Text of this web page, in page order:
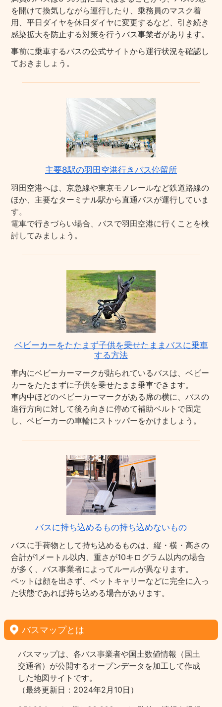
を開けて換気しながら運行したり、乗務員のマスク着
用、平日ダイヤを休日ダイヤに変更するなど、引き続き
感染拡大を防止する対策を行うバス事業者があります。
事前に乗車するバスの公式サイトから運行状況を確認し
ておきましょう。
主要8駅の羽田空港行きバス停留所
羽田空港へは、京急線や東京モノレールなど鉄道路線の
ほか、主要なターミナル駅から直通バスが運行していま
す。
電車で行きづらい場合、バスで羽田空港に行くことを検
討してみましょう。
ベビーカーをたたまず子供を乗せたままバスに乗車
する方法
車内にベビーカーマークが貼られているバスは、ベビー
カーをたたまずに子供を乗せたまま乗車できます。
車内中ほどのベビーカーマークがある席の横に、バスの
進行方向に対して後ろ向きに停めて補助ベルトで固定
し、ベビーカーの車輪にストッパーをかけましょう。
バスに持ち込めるもの持ち込めないもの
バスに手荷物として持ち込めるものは、縦・横・高さの
合計が1メートル以内、重さが10キログラム以内の場合
が多く、バス事業者によってルールが異なります。
ペットは顔を出さず、ペットキャリーなどに完全に入っ
た状態であれば持ち込める場合があります。
バスマップとは
バスマップは、各バス事業者や国土数値情報（国土
交通省）が公開するオープンデータを加工して作成
した地図サイトです。
（最終更新日：2024年2月10日）